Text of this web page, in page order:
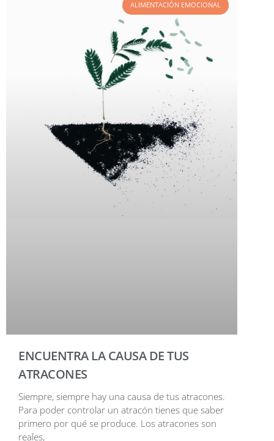
ALIMENTACIÓN EMOCIONAL
ENCUENTRA LA CAUSA DE TUS
ATRACONES
Siempre, siempre hay una causa de tus atracones.
Para poder controlar un atracón tienes que saber
primero por qué se produce. Los atracones son
reales,